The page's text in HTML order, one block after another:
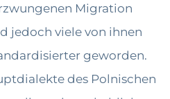
Migration
jedoch viele von ihnen
geworden.
des Polnischen